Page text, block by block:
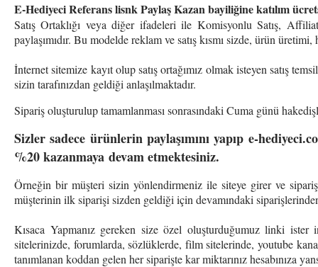
E-Hediyeci Referans lisnk Paylaş Kazan bayiliğine katılım
Satış Ortaklığı veya diğer ifadeleri ile Komisyonlu Satış,
paylaşımıdır. Bu modelde reklam ve satış kısmı sizde, ürün
İnternet sitemize kayıt olup satış ortağımız olmak isteyen satış
sizin tarafınızdan geldiği anlaşılmaktadır.
Sipariş oluşturulup tamamlanması sonrasındaki Cuma günü
Sizler sadece ürünlerin paylaşımını yapıp e-
%20 kazanmaya devam etmektesiniz.
Örneğin bir müşteri sizin yönlendirmeniz ile siteye girer ve
müşterinin ilk siparişi sizden geldiği için devamındaki
Kısaca Yapmanız gereken size özel oluşturduğumuz linki ister
sitelerinizde, forumlarda, sözlüklerde, film sitelerinde, youtube
tanımlanan koddan gelen her siparişte kar miktarınız hesabınıza